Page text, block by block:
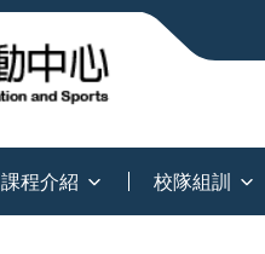
課程介紹 校隊組訓